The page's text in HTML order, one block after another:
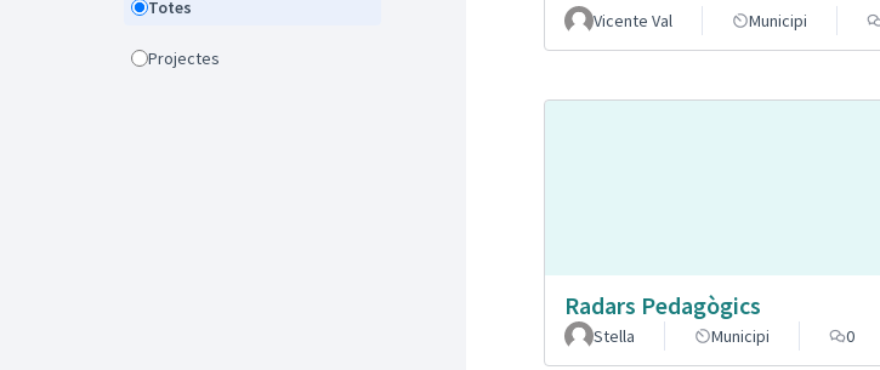
Totes
Projectes
Vicente Val Municipi
Radars Pedagògics
Stella
Municipi 0